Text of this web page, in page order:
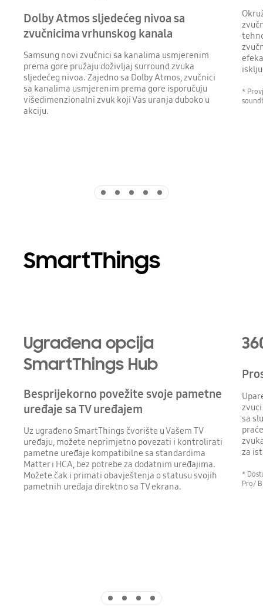
Dolby Atmos sljedećeg nivoa sa
zvučnicima vrhunskog kanala
Samsung novi zvučnici sa kanalima usmjerenim
prema gore pružaju doživljaj surround zvuka
sljedećeg nivoa. Zajedno sa Dolby Atmos, zvučnici
sa kanalima usmjerenim prema gore isporučuju
višedimenzionalni zvuk koji Vas uranja duboko u
akciju.
*
SmartThings
Ugrađena opcija
SmartThings Hub
Besprijekorno povežite svoje pametne
uređaje sa TV uređajem
Uz ugrađeno SmartThings čvorište u Vašem TV
uređaju, možete neprimjetno povezati i kontrolirati
pametne uređaje kompatibilne sa standardima
Matter i HCA, bez potrebe za dodatnim uređajima.
Možete čak i primati obavještenja o statusu svojih
pametnih uređaja direktno sa TV ekrana.
sa
za
*
Pro/